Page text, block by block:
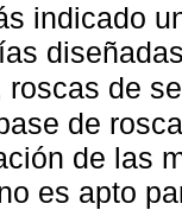
indicado
roscas de
de
de las
es apto